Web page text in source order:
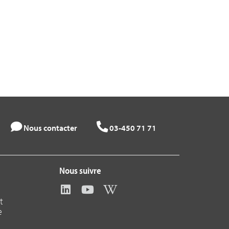
Nous contacter 03-450 71 71
Nous suivre